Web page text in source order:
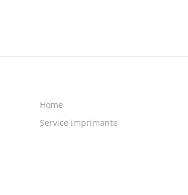
Home
Service imprimante